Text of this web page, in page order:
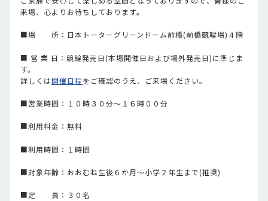
来場、心よりお待ちしております。
■場 所：日本トーターグリーンドーム前橋(前橋競輪場)４階
■ 営 業 日：競輪発売日(本場開催日および場外発売日)に準じま
す。
詳しくは開催日程をご確認のうえ、ご来場ください。
■営業時間：１０時３０分～１６時００分
■利用料金：無料
■利用時間：１時間
■対象年齢：おおむね生後６か月～小学２年生まで(推奨)
■定 員：３０名